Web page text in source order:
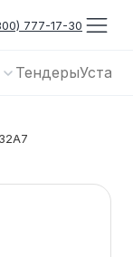
777-17-30
Тендеры